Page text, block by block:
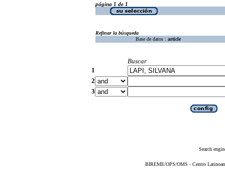
página 1 de 1
Refinar la búsqueda
Base de datos : article
Buscar
1
2
3
Search
BIREME/OPS/OMS - Centro